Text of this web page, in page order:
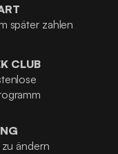
später zahlen
CLUB
ändern